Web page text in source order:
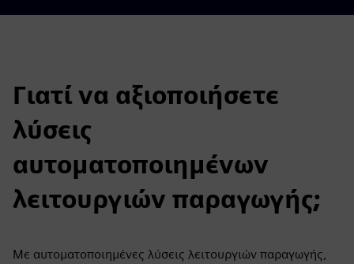
Γιατί να αξιοποιήσετε
λύσεις
αυτοματοποιημένων
λειτουργιών παραγωγής;
Με αυτοματοποιημένες λύσεις λειτουργιών παραγωγής,